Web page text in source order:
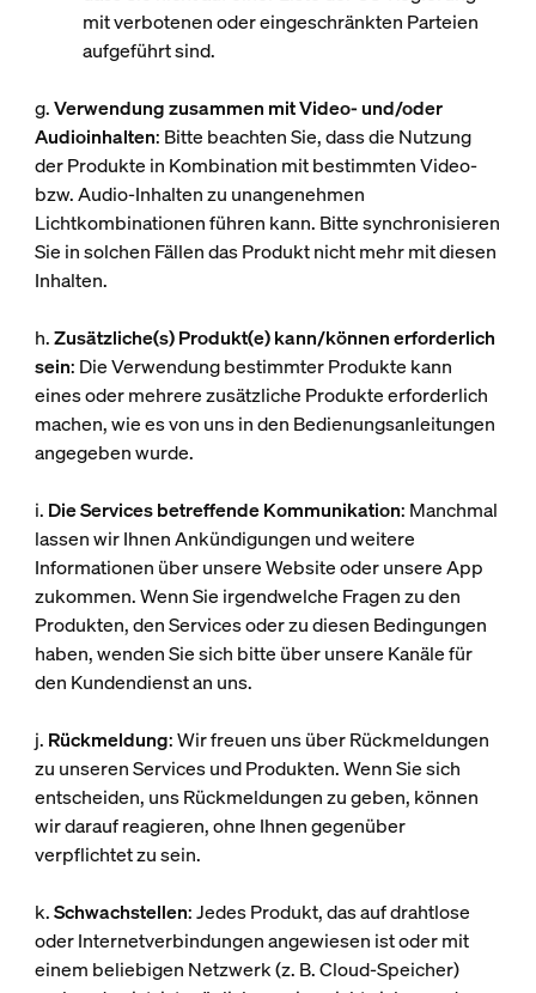
mit verbotenen oder eingeschränkten Parteien
aufgeführt sind.
g.Verwendung zusammen mit Video- und/oder
Audioinhalten: Bitte beachten Sie, dass die Nutzung
der Produkte in Kombination mit bestimmten Video-
bzw. Audio-Inhalten zu unangenehmen
Lichtkombinationen führen kann. Bitte synchronisieren
Sie in solchen Fällen das Produkt nicht mehr mit diesen
Inhalten.
h.Zusätzliche(s) Produkt(e) kann/können erforderlich
sein: Die Verwendung bestimmter Produkte kann
eines oder mehrere zusätzliche Produkte erforderlich
machen, wie es von uns in den Bedienungsanleitungen
angegeben wurde.
i. Die Services betreffende Kommunikation: Manchmal
lassen wir Ihnen Ankündigungen und weitere
Informationen über unsere Website oder unsere App
zukommen. Wenn Sie irgendwelche Fragen zu den
Produkten, den Services oder zu diesen Bedingungen
haben, wenden Sie sich bitte über unsere Kanäle für
den Kundendienst an uns.
j. Rückmeldung: Wir freuen uns über Rückmeldungen
zu unseren Services und Produkten. Wenn Sie sich
entscheiden, uns Rückmeldungen zu geben, können
wir darauf reagieren, ohne Ihnen gegenüber
verpflichtet zu sein.
k.Schwachstellen: Jedes Produkt, das auf drahtlose
oder Internetverbindungen angewiesen ist oder mit
einem beliebigen Netzwerk (z. B. Cloud-Speicher)